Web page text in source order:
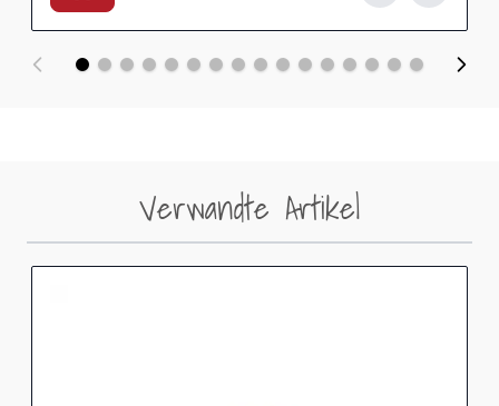
Verwandte Artikel